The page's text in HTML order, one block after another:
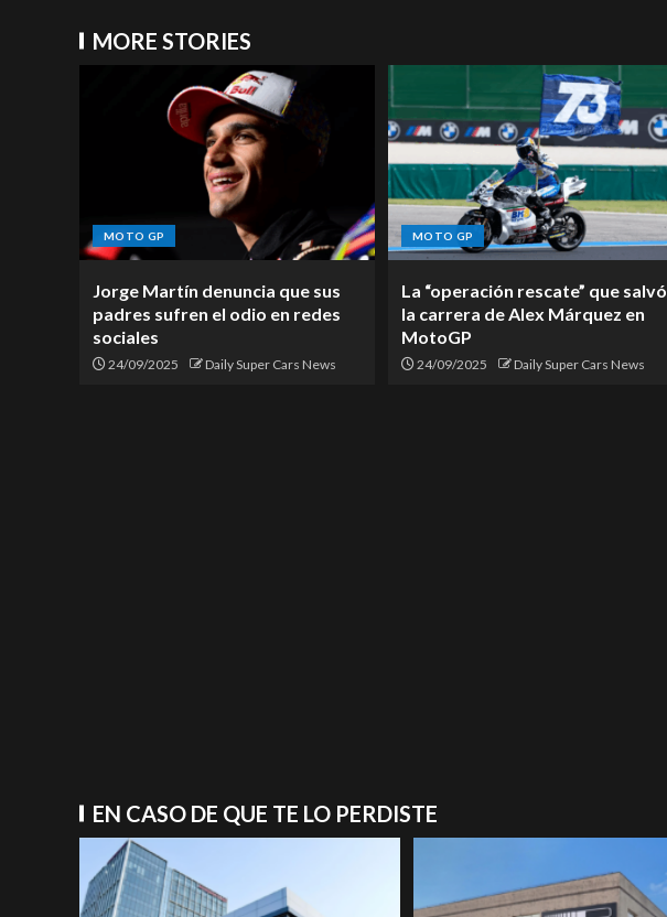
MORE STORIES
MOTO GP
Jorge Martín denuncia que sus
padres sufren el odio en redes
sociales
24/09/2025 Daily Super Cars News
MOTO GP
La “operación rescate” que salvó
la carrera de Alex Márquez en
MotoGP
24/09/2025 Daily Super Cars News
EN CASO DE QUE TE LO PERDISTE